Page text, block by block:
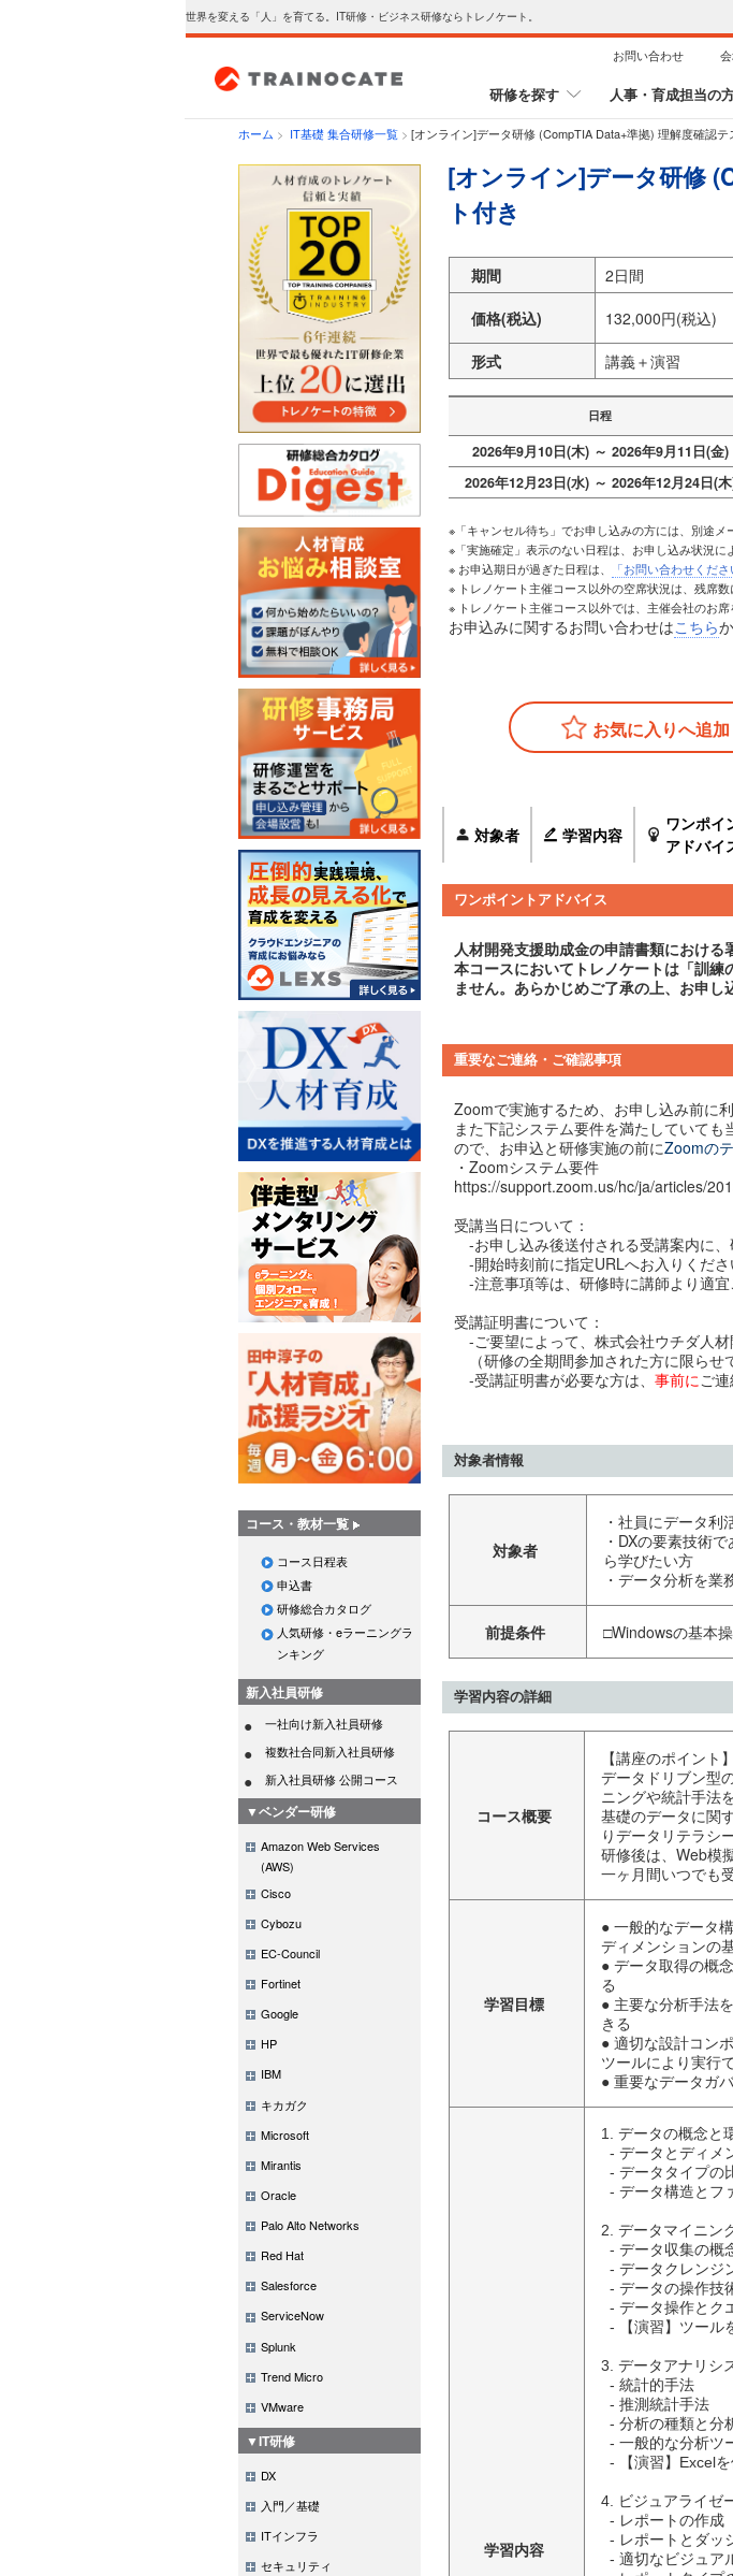
世界を変える「人」を育てる。IT研修・ビジネス研修ならトレノケート。
お問い合わせ
研修を探す 人事・育成担当の
ホーム > IT基礎 集合研修一覧 > [オンライン]データ研修 (CompTIA Data+準拠) 理解度確認テ
コース・教材一覧
コース日程表
申込書
研修総合カタログ
人気研修・eラーニングラ
ンキング
新入社員研修
一社向け新入社員研修
複数社合同新入社員研修
新入社員研修 公開コース
▼ベンダー研修
Amazon Web Services
(AWS)
Cisco
Cybozu
EC-Council
Fortinet
Google
HP
IBM
キカガク
Microsoft
Mirantis
Oracle
Palo Alto Networks
Red Hat
Salesforce
ServiceNow
Splunk
Trend Micro
VMware
▼IT研修
DX
入門／基礎
ITインフラ
セキュリティ
[オンライン]データ研修
ト付き
期間 2日間
価格(税込)
132,000円(税込)
形式
講義＋演習
日程
2026年9月10日(木) ～ 2026年9月11日(金)
2026年12月23日(水) ～ 2026年12月24日(
※「キャンセル待ち」でお申し込みの方には、別途メ
※「実施確定」表示のない日程は、お申し込み状況に
※ お申込期日が過ぎた日程は、
「お問い合わせくださ
※ トレノケート主催コース以外の空席状況は、残席
※ トレノケート主催コース以外では、主催会社のお席
お申込みに関するお問い合わせはこちら
お気に入りへ追加
対象者 学習内容
ワンポイ
アドバイ
ワンポイントアドバイス
人材開発支援助成金の申請書類における
本コースにおいてトレノケートは「訓
ません。あらかじめご了承の上、お申し
重要なご連絡・ご確認事項
Zoomで実施するため、お申し込み前に
また下記システム要件を満たしていて
ので、お申込と研修実施の前にZoomの
・Zoomシステム要件
https://support.zoom.us/hc/ja/articles/
受講当日について：
-お申し込み後送付される受講案内に、
-開始時刻前に指定URLへお入りくださ
-注意事項等は、研修時に講師より適宜
受講証明書について：
-ご要望によって、株式会社ウチダ人材
（研修の全期間参加された方に限らせ
-受講証明書が必要な方は、 事前にご連
対象者情報
対象者
・社員にデータ
・DXの要素技術
ら学びたい方
・データ分析を業
前提条件 □Windowsの基本
学習内容の詳細
コース概要
【講座のポイント】
データドリブン型
ニングや統計手法
基礎のデータに関
りデータリテラシ
研修後は、Web模
一ヶ月間いつでも
学習目標
● 一般的なデータ
ディメンションの
● データ取得の概
る
● 主要な分析手法
きる
● 適切な設計コン
ツールにより実行
● 重要なデータガ
学習内容
1. データの概念と
2. データマイニン
3. データアナリシ
4. ビジュアライゼ